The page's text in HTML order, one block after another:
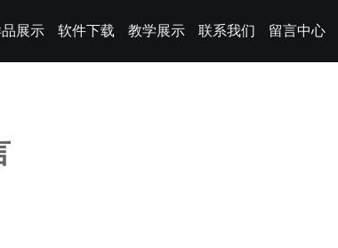
展示 软件下载 教学展示 联系我们 留言中心